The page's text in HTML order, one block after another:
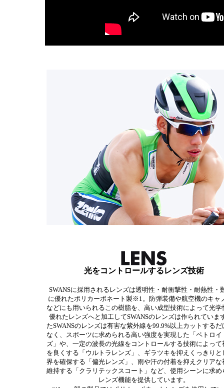
光をコントロールするレンズ技術
SWANSに採用されるレンズは透明性・耐衝撃性・耐熱性・
に優れたポリカーボネート製※1。防弾装備や航空機のキャ
などにも用いられるこの樹脂を、高い成型技術によって光学
優れたレンズへと加工してSWANSのレンズは作られていま
たSWANSのレンズは有害な紫外線を99.9%以上カットするだ
なく、スポーツに求められる高い強度を実現した「ペトロイ
ズ」や、一定の波長の光線をコントロールする技術によって
を良くする「ウルトラレンズ」、ギラツキを抑えくっきりと
界を確保する「偏光レンズ」、雨や汗の付着を抑えクリアな
維持する「クラリテックスコート」など、使用シーンに求め
レンズ機能を提供しています。